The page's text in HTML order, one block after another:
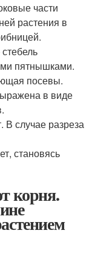
части
растения в
пятнышками.
посевы.
в виде
В случае разреза
становясь
корня.